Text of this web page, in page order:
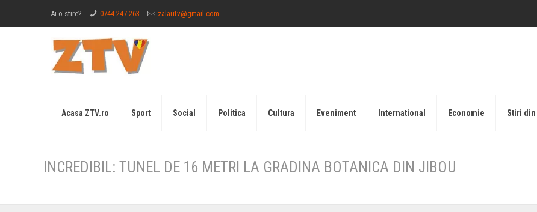
Ai o stire? 0744 247 263 zalautv@gmail.com
Acasa ZTV.ro Sport Social Politica Cultura Eveniment International Economie Stiri din
INCREDIBIL: TUNEL DE 16 METRI LA GRADINA BOTANICA DIN JIBOU